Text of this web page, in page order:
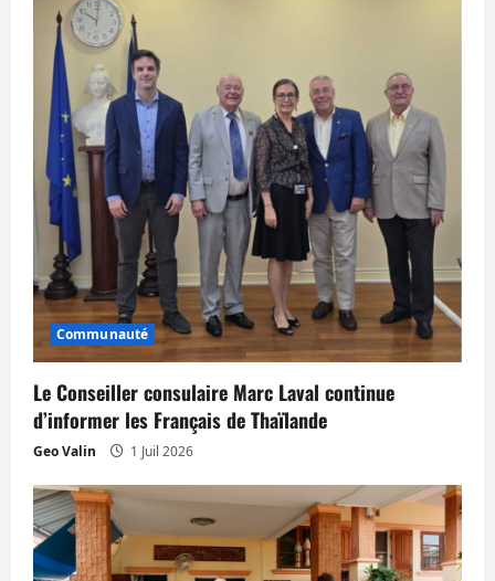
Communauté
Le Conseiller consulaire Marc Laval continue
d’informer les Français de Thaïlande
Geo Valin 1 Juil 2026